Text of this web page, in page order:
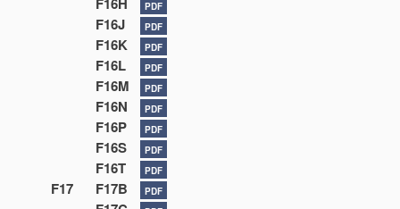
PDF
F16J PDF
F16K PDF
F16L PDF
F16M PDF
F16N PDF
F16P PDF
F16S PDF
F16T PDF
F17 F17B PDF